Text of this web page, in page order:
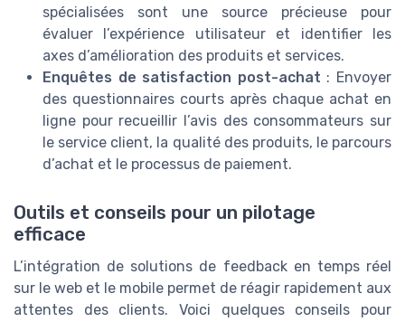
spécialisées sont une source précieuse pour
évaluer l’expérience utilisateur et identifier les
axes d’amélioration des produits et services.
Enquêtes de satisfaction post-achat : Envoyer
des questionnaires courts après chaque achat en
ligne pour recueillir l’avis des consommateurs sur
le service client, la qualité des produits, le parcours
d’achat et le processus de paiement.
Outils et conseils pour un pilotage
efficace
L’intégration de solutions de feedback en temps réel
sur le web et le mobile permet de réagir rapidement aux
attentes des clients. Voici quelques conseils pour